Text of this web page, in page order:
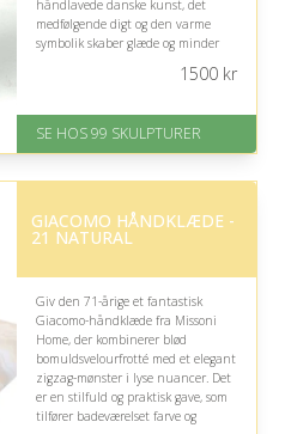
håndlavede danske kunst, det
medfølgende digt og den varme
symbolik skaber glæde og minder
På lager
Levering: 1-2 dage
Fremragende Trustpilot rating
1500kr
SE HOS 99 SKULPTURER
GIACOMO HÅNDKLÆDE -
21 NATURAL
Giv den 71-årige et fantastisk
Giacomo-håndklæde fra Missoni
Home, der kombinerer blød
bomuldsvelourfrotté med et elegant
zigzag-mønster i lyse nuancer. Det
er en stilfuld og praktisk gave, som
tilfører badeværelset farve og